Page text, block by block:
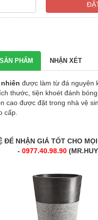
PHẨM NHẬN XÉT
được làm từ đá nguyên
thước, tiện khoét đánh
cao được đặt trong nhà vệ
cấp.
ĐỂ NHẬN GIÁ TỐT CHO
- 0977.40.98.90